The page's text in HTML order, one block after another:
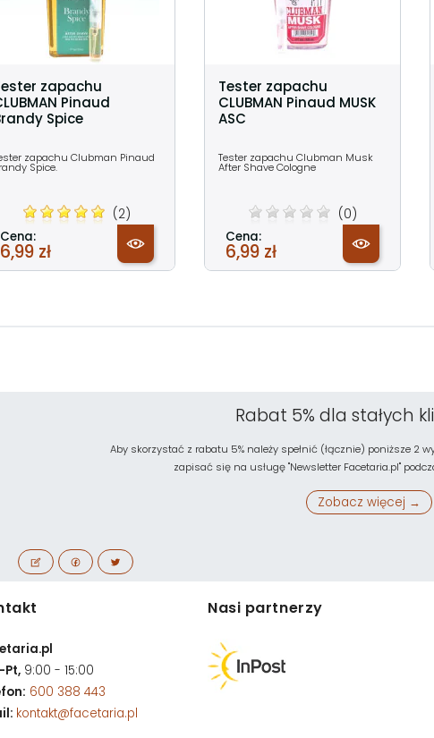
zapachu
Pinaud
Spice
zapachu Clubman Pinaud
Spice.
(2)
Cena:
6,99 zł
Tester zapachu
CLUBMAN Pinaud MUSK
ASC
Tester zapachu Clubman Musk
After Shave Cologne
(0)
Cena:
6,99 zł
Rabat 5% dla stałych
Aby skorzystać z rabatu 5% należy spełnić (łącznie) poniższe 2
zapisać się na usługę "Newsletter Facetaria.pl"
Zobacz więcej →
Pt, 9:00 - 15:00
600 388 443
kontakt@facetaria.pl
Nasi partnerzy